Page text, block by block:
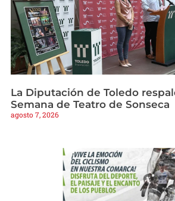
La Diputación de Toledo
Semana de Teatro de Sonseca
agosto 7, 2026